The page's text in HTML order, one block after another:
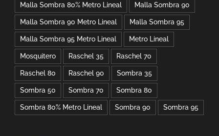
Malla Sombra 80% Metro Lineal Malla Sombra 90
Malla Sombra 90 Metro Lineal Malla Sombra 95
Malla Sombra 95 Metro Lineal Metro Lineal
Mosquitero Raschel 35 Raschel 70
Raschel 80 Raschel 90 Sombra 35
Sombra 50 Sombra 70 Sombra 80
Sombra 80% Metro Lineal Sombra 90 Sombra 95